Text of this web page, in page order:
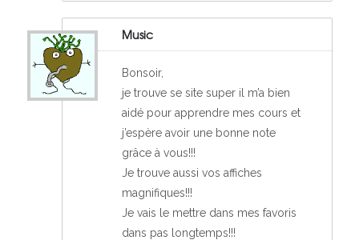
Music
Bonsoir,
je trouve se site super il m’a bien
aidé pour apprendre mes cours et
j’espère avoir une bonne note
grâce à vous!!!
Je trouve aussi vos affiches
magnifiques!!!
Je vais le mettre dans mes favoris
dans pas longtemps!!!